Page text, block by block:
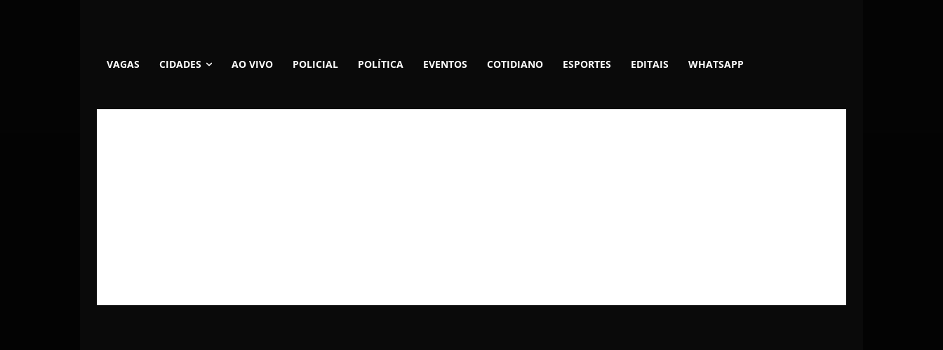
VAGAS CIDADES AO VIVO POLICIAL POLÍTICA EVENTOS COTIDIANO ESPORTES EDITAIS WHATSAPP